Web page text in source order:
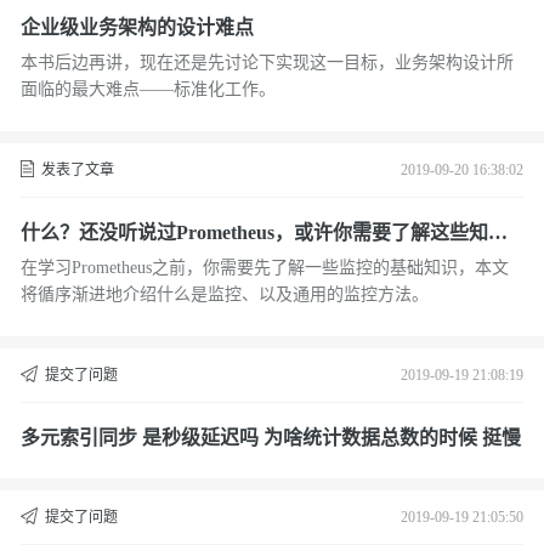
企业级业务架构的设计难点
本书后边再讲，现在还是先讨论下实现这一目标，业务架构设计所
面临的最大难点——标准化工作。
发表了文章 2019-09-20 16:38:02
什么？还没听说过Prometheus，或许你需要了解这些知识
点
在学习Prometheus之前，你需要先了解一些监控的基础知识，本文
将循序渐进地介绍什么是监控、以及通用的监控方法。
提交了问题 2019-09-19 21:08:19
多元索引同步 是秒级延迟吗 为啥统计数据总数的时候 挺慢
提交了问题 2019-09-19 21:05:50